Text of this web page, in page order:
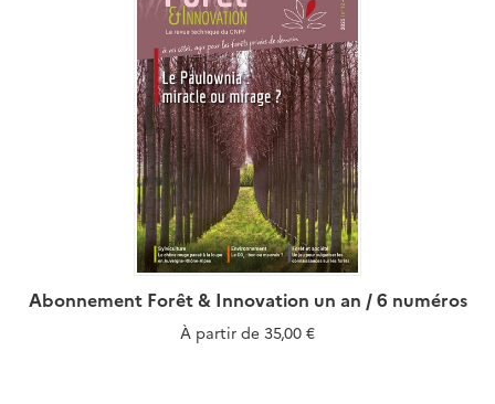
Abonnement Forêt & Innovation un an / 6 numéros
À partir de 35,00 €